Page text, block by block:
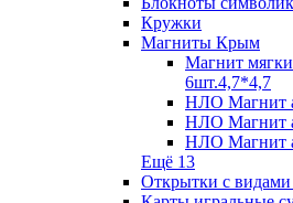
Кружки
Магниты Крым
Магнит
6шт.4,7*4,7
НЛО Магнит
НЛО Магнит
НЛО Магнит
Ещё 13
Открытки с